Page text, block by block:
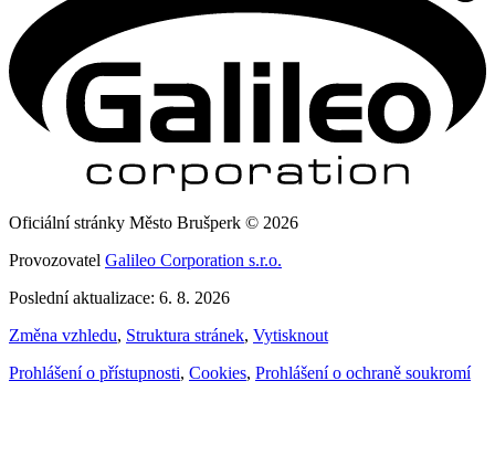
Oficiální stránky Město Brušperk © 2026
Provozovatel Galileo Corporation s.r.o.
Poslední aktualizace: 6. 8. 2026
Změna vzhledu, Struktura stránek, Vytisknout
Prohlášení o přístupnosti, Cookies, Prohlášení o ochraně soukromí